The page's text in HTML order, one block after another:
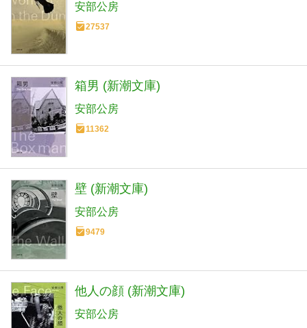
安部公房
27537
箱男 (新潮文庫)
安部公房
11362
壁 (新潮文庫)
安部公房
9479
他人の顔 (新潮文庫)
安部公房